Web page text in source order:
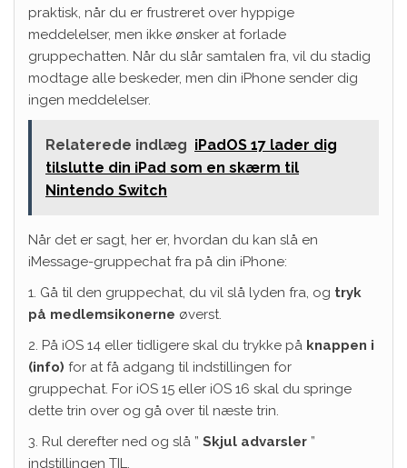
praktisk, når du er frustreret over hyppige
meddelelser, men ikke ønsker at forlade
gruppechatten. Når du slår samtalen fra, vil du stadig
modtage alle beskeder, men din iPhone sender dig
ingen meddelelser.
Relaterede indlæg iPadOS 17 lader dig
tilslutte din iPad som en skærm til
Nintendo Switch
Når det er sagt, her er, hvordan du kan slå en
iMessage-gruppechat fra på din iPhone:
1. Gå til den gruppechat, du vil slå lyden fra, og tryk
på medlemsikonerne øverst.
2. På iOS 14 eller tidligere skal du trykke på knappen i
(info) for at få adgang til indstillingen for
gruppechat. For iOS 15 eller iOS 16 skal du springe
dette trin over og gå over til næste trin.
3. Rul derefter ned og slå ” Skjul advarsler ”
indstillingen TIL.